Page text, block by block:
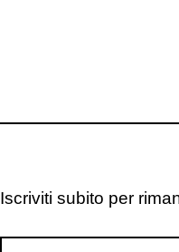
Iscriviti subito per